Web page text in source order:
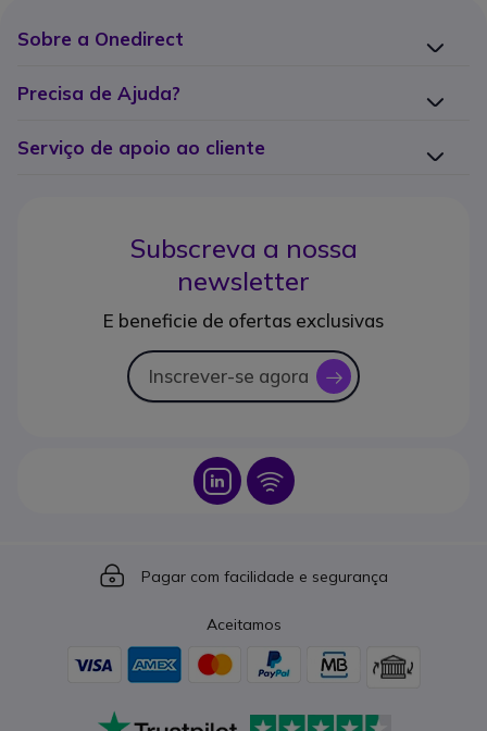
Sobre a Onedirect
Precisa de Ajuda?
Serviço de apoio ao cliente
Subscreva a nossa
newsletter
E beneficie de ofertas exclusivas
Inscrever-se agora icon
Icon Icon
Icon
Pagar com facilidade e segurança
Aceitamos